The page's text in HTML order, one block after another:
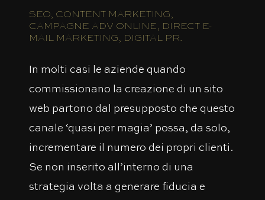
SEO, CONTENT MARKETING,
CAMPAGNE ADV ONLINE, DIRECT E-
MAIL MARKETING, DIGITAL PR.
In molti casi le aziende quando
commissionano la creazione di un sito
web partono dal presupposto che questo
canale ‘quasi per magia’ possa, da solo,
incrementare il numero dei propri clienti.
Se non inserito all’interno di una
strategia volta a generare fiducia e